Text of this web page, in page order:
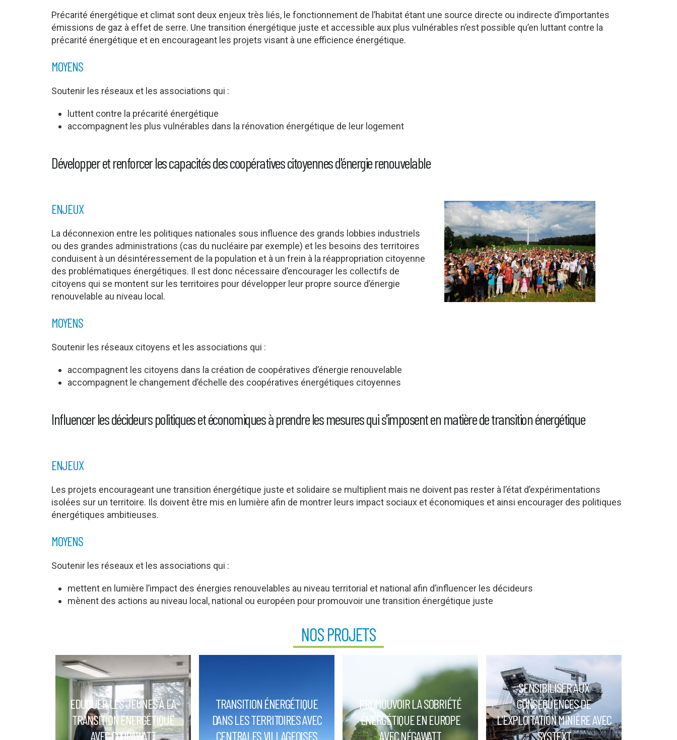
Précarité énergétique et climat sont deux enjeux très liés, le fonctionnement de l’habitat étant une source directe ou indirecte d’importantes
émissions de gaz à effet de serre. Une transition énergétique juste et accessible aux plus vulnérables n’est possible qu’en luttant contre la
précarité énergétique et en encourageant les projets visant à une efficience énergétique.
MOYENS
Soutenir les réseaux et les associations qui :
luttent contre la précarité énergétique
accompagnent les plus vulnérables dans la rénovation énergétique de leur logement
Développer et renforcer les capacités des coopératives citoyennes d'énergie renouvelable
ENJEUX
La déconnexion entre les politiques nationales sous influence des grands lobbies industriels
ou des grandes administrations (cas du nucléaire par exemple) et les besoins des territoires
conduisent à un désintéressement de la population et à un frein à la réappropriation citoyenne
des problématiques énergétiques. Il est donc nécessaire d’encourager les collectifs de
citoyens qui se montent sur les territoires pour développer leur propre source d’énergie
renouvelable au niveau local.
MOYENS
Soutenir les réseaux citoyens et les associations qui :
accompagnent les citoyens dans la création de coopératives d’énergie renouvelable
accompagnent le changement d’échelle des coopératives énergétiques citoyennes
Influencer les décideurs politiques et économiques à prendre les mesures qui s'imposent en matière de transition énergétique
ENJEUX
Les projets encourageant une transition énergétique juste et solidaire se multiplient mais ne doivent pas rester à l’état d’expérimentations
isolées sur un territoire. Ils doivent être mis en lumière afin de montrer leurs impact sociaux et économiques et ainsi encourager des politiques
énergétiques ambitieuses.
MOYENS
Soutenir les réseaux et les associations qui :
mettent en lumière l’impact des énergies renouvelables au niveau territorial et national afin d’influencer les décideurs
mènent des actions au niveau local, national ou européen pour promouvoir une transition énergétique juste
NOS PROJETS
EDUQUER LES JEUNES À LA
TRANSITION ÉNERGÉTIQUE
AVEC COOPAWATT
TRANSITION ÉNERGÉTIQUE
DANS LES TERRITOIRES AVEC
CENTRALES VILLAGEOISES
PROMOUVOIR LA SOBRIÉTÉ
ÉNERGÉTIQUE EN EUROPE
AVEC NÉGAWATT
SENSIBILISER AUX
CONSÉQUENCES DE
L'EXPLOITATION MINIÈRE AVEC
SYSTEXT